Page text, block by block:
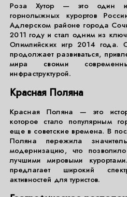
Роза Хутор — это один
горнолыжных курортов
Адлерском районе города
2011 году и стал одним из
Олимпийских игр 2014 года.
продолжает развиваться,
мира своими
инфраструктурой.
Красная Поляна
Красная Поляна — это
которое стало популярным
еще в советские времена. В
Поляна пережила
модернизацию, что
лучшими мировыми
предлагает широкий
активностей для туристов.